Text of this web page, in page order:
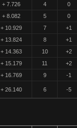
+ 7.726 4
0
+ 8.082 5
0
+ 10.929 7
+1
+ 13.824 8
+1
+ 14.363 10
+2
+ 15.179 11
+2
+ 16.769 9 -1
+ 26.140 6 -5